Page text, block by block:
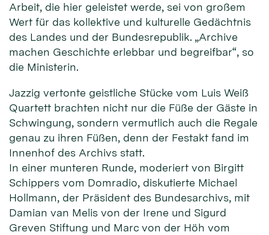
Arbeit, die hier geleistet werde, sei von großem
Wert für das kollektive und kulturelle Gedächtnis
des Landes und der Bundesrepublik. „Archive
machen Geschichte erlebbar und begreifbar“, so
die Ministerin.
Jazzig vertonte geistliche Stücke vom Luis Weiß
Quartett brachten nicht nur die Füße der Gäste in
Schwingung, sondern vermutlich auch die Regale
genau zu ihren Füßen, denn der Festakt fand im
Innenhof des Archivs statt.
In einer munteren Runde, moderiert von Birgitt
Schippers vom Domradio, diskutierte Michael
Hollmann, der Präsident des Bundesarchivs, mit
Damian van Melis von der Irene und Sigurd
Greven Stiftung und Marc von der Höh vom